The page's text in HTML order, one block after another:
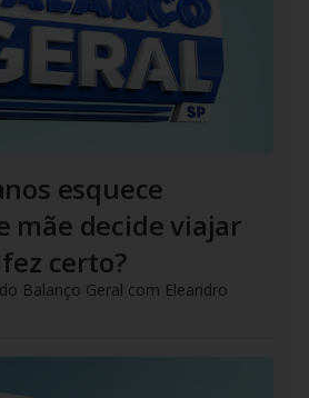
esquece
mãe decide viajar
certo?
Balanço Geral com Eleandro